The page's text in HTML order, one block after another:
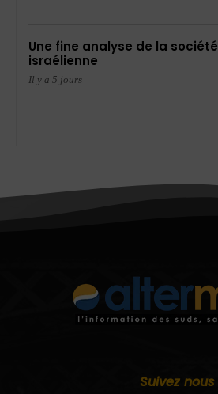
Une fine analyse de la société
israélienne
Il y a 5 jours
Suivez nous